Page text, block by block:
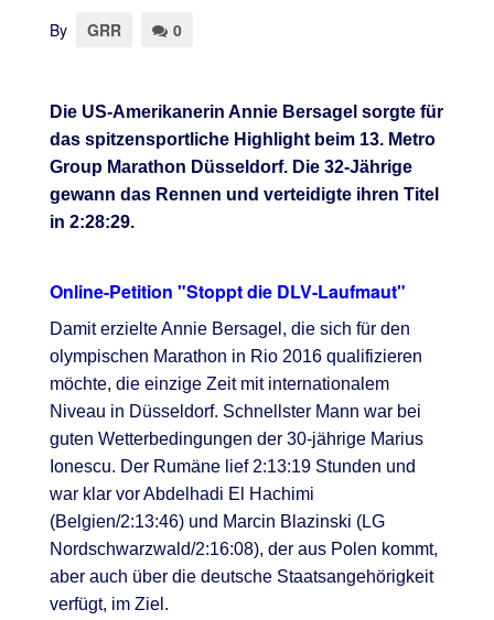
By GRR 0
Die US-Amerikanerin Annie Bersagel sorgte für
das spitzensportliche Highlight beim 13. Metro
Group Marathon Düsseldorf. Die 32-Jährige
gewann das Rennen und verteidigte ihren Titel
in 2:28:29.
Online-Petition "Stoppt die DLV-Laufmaut"
Damit erzielte Annie Bersagel, die sich für den
olympischen Marathon in Rio 2016 qualifizieren
möchte, die einzige Zeit mit internationalem
Niveau in Düsseldorf. Schnellster Mann war bei
guten Wetterbedingungen der 30-jährige Marius
Ionescu. Der Rumäne lief 2:13:19 Stunden und
war klar vor Abdelhadi El Hachimi
(Belgien/2:13:46) und Marcin Blazinski (LG
Nordschwarzwald/2:16:08), der aus Polen kommt,
aber auch über die deutsche Staatsangehörigkeit
verfügt, im Ziel.